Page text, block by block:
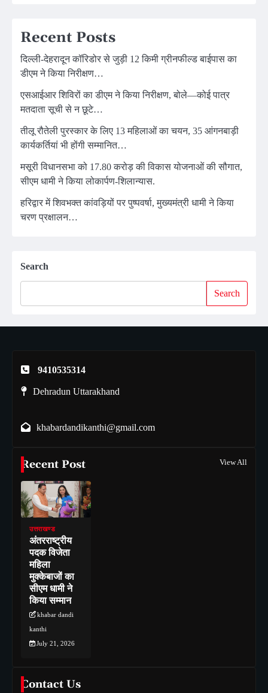
Recent Posts
दिल्ली-देहरादून कॉरिडोर से जुड़ी 12 किमी ग्रीनफील्ड बाईपास का
डीएम ने किया निरीक्षण…
एसआईआर शिविरों का डीएम ने किया निरीक्षण, बोले—कोई पात्र
मतदाता सूची से न छूटे…
तीलू रौतेली पुरस्कार के लिए 13 महिलाओं का चयन, 35 आंगनबाड़ी
कार्यकर्तियां भी होंगी सम्मानित…
मसूरी विधानसभा को 17.80 करोड़ की विकास योजनाओं की सौगात,
सीएम धामी ने किया लोकार्पण-शिलान्यास.
हरिद्वार में शिवभक्त कांवड़ियों पर पुष्पवर्षा, मुख्यमंत्री धामी ने किया
चरण प्रक्षालन…
Search
Search
9410535314
Dehradun Uttarakhand
khabardandikanthi@gmail.com
Recent Post View All
उत्तराखण्ड
अंतरराष्ट्रीय
पदक विजेता
महिला
मुक्केबाजों का
सीएम धामी ने
किया सम्मान
khabar dandi
kanthi
July 21, 2026
Contact Us